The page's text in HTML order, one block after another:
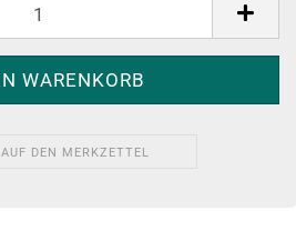
AUF DEN MERKZETTEL